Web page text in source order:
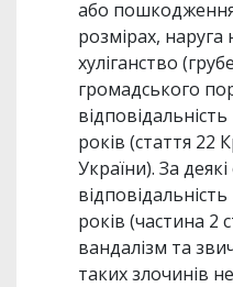
або
розмірах,
хуліганство
громадського
років (стаття 22
України). За
років (частина 2
вандалізм та
таких злочинів